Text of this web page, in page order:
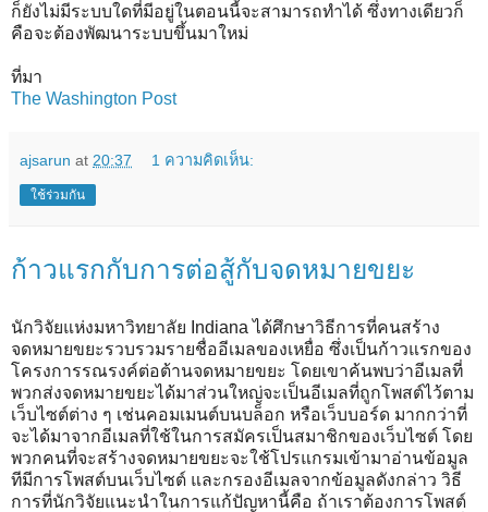
ก็ยังไม่มีระบบใดที่มีอยู่ในตอนนี้จะสามารถทำได้ ซึ่งทางเดียวก็
คือจะต้องพัฒนาระบบขึ้นมาใหม่
ที่มา
The Washington Post
ajsarun at 20:37 1 ความคิดเห็น:
ใช้ร่วมกัน
ก้าวแรกกับการต่อสู้กับจดหมายขยะ
นักวิจัยแห่งมหาวิทยาลัย Indiana ได้ศึกษาวิธีการที่คนสร้าง
จดหมายขยะรวบรวมรายชื่ออีเมลของเหยื่อ ซึ่งเป็นก้าวแรกของ
โครงการรณรงค์ต่อต้านจดหมายขยะ โดยเขาค้นพบว่าอีเมลที่
พวกส่งจดหมายขยะได้มาส่วนใหญ่จะเป็นอีเมลที่ถูกโพสต์ไว้ตาม
เว็บไซต์ต่าง ๆ เช่นคอมเมนต์บนบล็อก หรือเว็บบอร์ด มากกว่าที่
จะได้มาจากอีเมลที่ใช้ในการสมัครเป็นสมาชิกของเว็บไซต์ โดย
พวกคนที่จะสร้างจดหมายขยะจะใช้โปรแกรมเข้ามาอ่านข้อมูล
ทีมีการโพสต์บนเว็บไซต์ และกรองอีเมลจากข้อมูลดังกล่าว วิธี
การที่นักวิจัยแนะนำในการแก้ปัญหานี้คือ ถ้าเราต้องการโพสต์